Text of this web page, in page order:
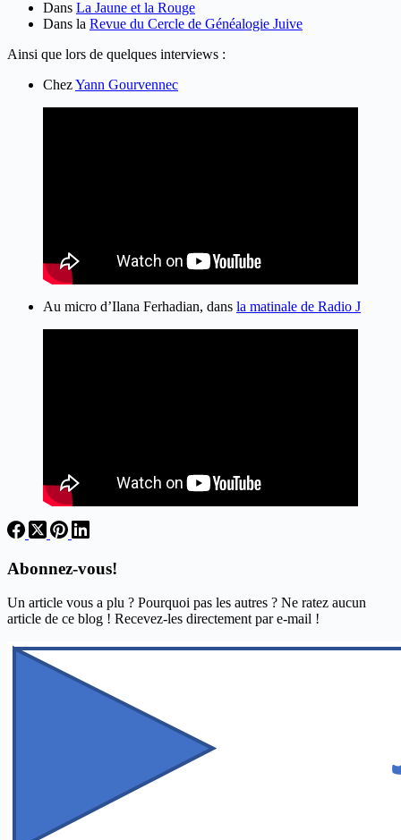
Dans La Jaune et la Rouge
Dans la Revue du Cercle de Généalogie Juive
Ainsi que lors de quelques interviews :
ChezYann Gourvennec
Au micro d’Ilana Ferhadian, dans la matinale de Radio J
Abonnez-vous!
Un article vous a plu ? Pourquoi pas les autres ? Ne ratez aucun
article de ce blog ! Recevez-les directement par e-mail !